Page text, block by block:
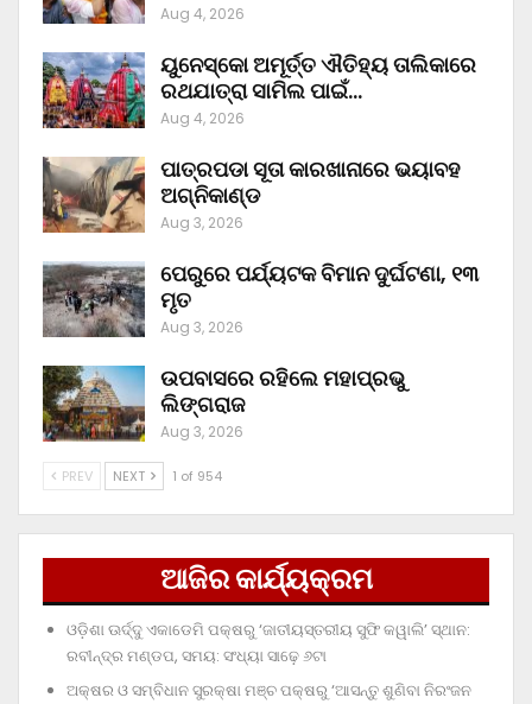
Aug 4, 2026
ୟୁନେସ୍କୋ ଅମୂର୍ତ୍ତ ଐତିହ୍ୟ ତାଲିକାରେ
ରଥଯାତ୍ରା ସାମିଲ ପାଇଁ…
Aug 4, 2026
ପାତ୍ରପଡା ସୂତା କାରଖାନାରେ ଭୟାବହ
ଅଗ୍ନିକାଣ୍ଡ
Aug 3, 2026
ପେରୁରେ ପର୍ଯ୍ୟଟକ ବିମାନ ଦୁର୍ଘଟଣା, ୧୩
ମୃତ
Aug 3, 2026
ଉପବାସରେ ରହିଲେ ମହାପ୍ରଭୁ
ଲିଙ୍ଗରାଜ
Aug 3, 2026
PREV NEXT 1 of 954
ଆଜିର କାର୍ଯ୍ୟକ୍ରମ
ଓଡ଼ିଶା ଊର୍ଦ୍ଦୁ ଏକାଡେମି ପକ୍ଷରୁ ‘ଜାତୀୟସ୍ତରୀୟ ସୁଫି କୱାଲି’ ସ୍ଥାନ:
ରବୀନ୍ଦ୍ର ମଣ୍ଡପ, ସମୟ: ସଂଧ୍ୟା ସାଢ଼େ ୬ଟା
ଅକ୍ଷର ଓ ସମ୍ବିଧାନ ସୁରକ୍ଷା ମଞ୍ଚ ପକ୍ଷରୁ ‘ଆସନ୍ତୁ ଶୁଣିବା ନିରଂଜନ